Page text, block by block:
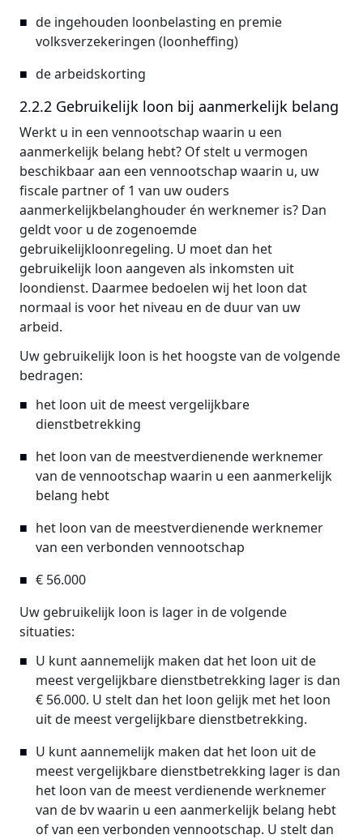
de ingehouden loonbelasting en premie
volksverzekeringen (loonheffing)
de arbeidskorting
2.2.2 Gebruikelijk loon bij aanmerkelijk belang
Werkt u in een vennootschap waarin u een
aanmerkelijk belang hebt? Of stelt u vermogen
beschikbaar aan een vennootschap waarin u, uw
fiscale partner of 1 van uw ouders
aanmerkelijkbelanghouder én werknemer is? Dan
geldt voor u de zogenoemde
gebruikelijkloonregeling. U moet dan het
gebruikelijk loon aangeven als inkomsten uit
loondienst. Daarmee bedoelen wij het loon dat
normaal is voor het niveau en de duur van uw
arbeid.
Uw gebruikelijk loon is het hoogste van de volgende
bedragen:
het loon uit de meest vergelijkbare
dienstbetrekking
het loon van de meestverdienende werknemer
van de vennootschap waarin u een aanmerkelijk
belang hebt
het loon van de meestverdienende werknemer
van een verbonden vennootschap
€ 56.000
Uw gebruikelijk loon is lager in de volgende
situaties:
U kunt aannemelijk maken dat het loon uit de
meest vergelijkbare dienstbetrekking lager is dan
€ 56.000. U stelt dan het loon gelijk met het loon
uit de meest vergelijkbare dienstbetrekking.
U kunt aannemelijk maken dat het loon uit de
meest vergelijkbare dienstbetrekking lager is dan
het loon van de meest verdienende werknemer
van de bv waarin u een aanmerkelijk belang hebt
of van een verbonden vennootschap. U stelt dan